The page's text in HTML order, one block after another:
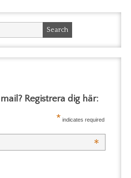
Registrera dig här:
* indicates required
*